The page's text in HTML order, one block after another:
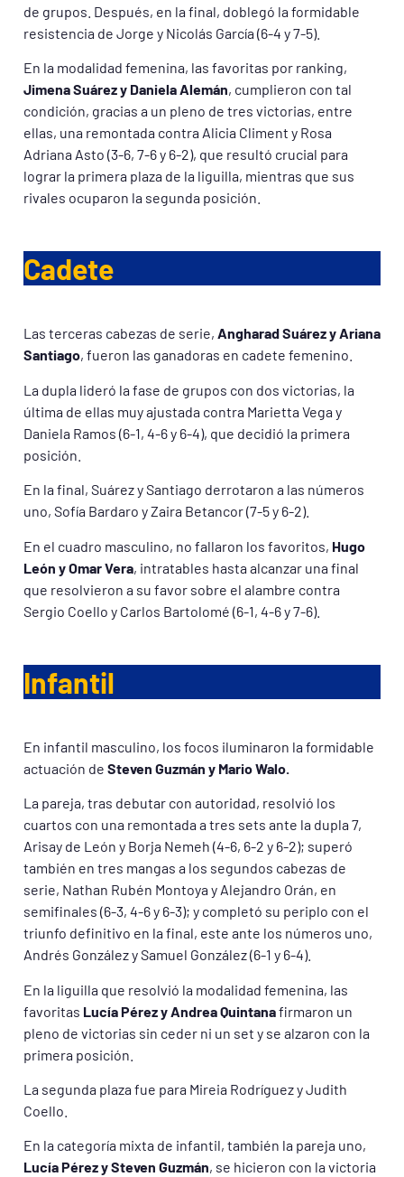
de grupos. Después, en la final, doblegó la formidable
resistencia de Jorge y Nicolás García (6-4 y 7-5).
En la modalidad femenina, las favoritas por ranking,
Jimena Suárez y Daniela Alemán, cumplieron con tal
condición, gracias a un pleno de tres victorias, entre
ellas, una remontada contra Alicia Climent y Rosa
Adriana Asto (3-6, 7-6 y 6-2), que resultó crucial para
lograr la primera plaza de la liguilla, mientras que sus
rivales ocuparon la segunda posición.
Cadete
Las terceras cabezas de serie, Angharad Suárez y Ariana
Santiago, fueron las ganadoras en cadete femenino.
La dupla lideró la fase de grupos con dos victorias, la
última de ellas muy ajustada contra Marietta Vega y
Daniela Ramos (6-1, 4-6 y 6-4), que decidió la primera
posición.
En la final, Suárez y Santiago derrotaron a las números
uno, Sofía Bardaro y Zaira Betancor (7-5 y 6-2).
En el cuadro masculino, no fallaron los favoritos, Hugo
León y Omar Vera, intratables hasta alcanzar una final
que resolvieron a su favor sobre el alambre contra
Sergio Coello y Carlos Bartolomé (6-1, 4-6 y 7-6).
Infantil
En infantil masculino, los focos iluminaron la formidable
actuación de Steven Guzmán y Mario Walo.
La pareja, tras debutar con autoridad, resolvió los
cuartos con una remontada a tres sets ante la dupla 7,
Arisay de León y Borja Nemeh (4-6, 6-2 y 6-2); superó
también en tres mangas a los segundos cabezas de
serie, Nathan Rubén Montoya y Alejandro Orán, en
semifinales (6-3, 4-6 y 6-3); y completó su periplo con el
triunfo definitivo en la final, este ante los números uno,
Andrés González y Samuel González (6-1 y 6-4).
En la liguilla que resolvió la modalidad femenina, las
favoritas Lucía Pérez y Andrea Quintanafirmaron un
pleno de victorias sin ceder ni un set y se alzaron con la
primera posición.
La segunda plaza fue para Mireia Rodríguez y Judith
Coello.
En la categoría mixta de infantil, también la pareja uno,
Lucía Pérez y Steven Guzmán, se hicieron con la victoria